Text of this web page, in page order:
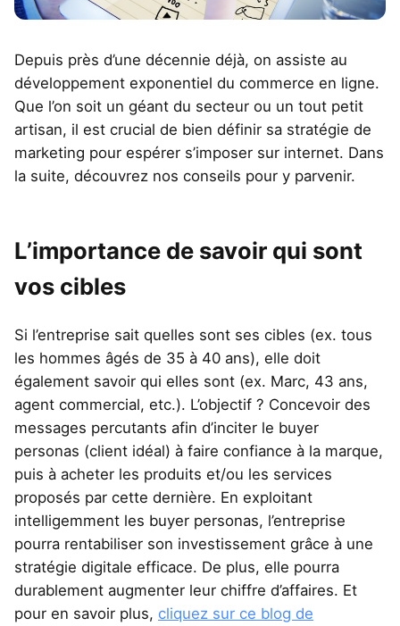
Depuis près d’une décennie déjà, on assiste au
développement exponentiel du commerce en ligne.
Que l’on soit un géant du secteur ou un tout petit
artisan, il est crucial de bien définir sa stratégie de
marketing pour espérer s’imposer sur internet. Dans
la suite, découvrez nos conseils pour y parvenir.
L’importance de savoir qui sont
vos cibles
Si l’entreprise sait quelles sont ses cibles (ex. tous
les hommes âgés de 35 à 40 ans), elle doit
également savoir qui elles sont (ex. Marc, 43 ans,
agent commercial, etc.). L’objectif ? Concevoir des
messages percutants afin d’inciter le buyer
personas (client idéal) à faire confiance à la marque,
puis à acheter les produits et/ou les services
proposés par cette dernière. En exploitant
intelligemment les buyer personas, l’entreprise
pourra rentabiliser son investissement grâce à une
stratégie digitale efficace. De plus, elle pourra
durablement augmenter leur chiffre d’affaires. Et
pour en savoir plus, cliquez sur ce blog de